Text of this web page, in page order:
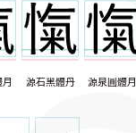
源石黑體丹 源泉圓體月